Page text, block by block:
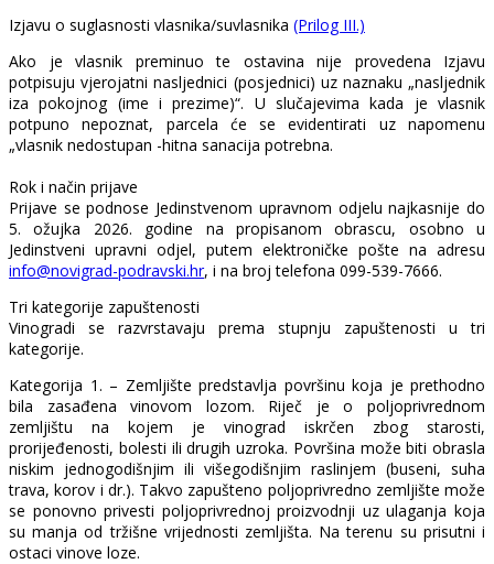
Izjavu o suglasnosti vlasnika/suvlasnika (Prilog III.)
Ako je vlasnik preminuo te ostavina nije provedena Izjavu
potpisuju vjerojatni nasljednici (posjednici) uz naznaku „nasljednik
iza pokojnog (ime i prezime)“. U slučajevima kada je vlasnik
potpuno nepoznat, parcela će se evidentirati uz napomenu
„vlasnik nedostupan -hitna sanacija potrebna.
Rok i način prijave
Prijave se podnose Jedinstvenom upravnom odjelu najkasnije do
5. ožujka 2026. godine na propisanom obrascu, osobno u
Jedinstveni upravni odjel, putem elektroničke pošte na adresu
info@novigrad-podravski.hr, i na broj telefona 099-539-7666.
Tri kategorije zapuštenosti
Vinogradi se razvrstavaju prema stupnju zapuštenosti u tri
kategorije.
Kategorija 1. – Zemljište predstavlja površinu koja je prethodno
bila zasađena vinovom lozom. Riječ je o poljoprivrednom
zemljištu na kojem je vinograd iskrčen zbog starosti,
prorijeđenosti, bolesti ili drugih uzroka. Površina može biti obrasla
niskim jednogodišnjim ili višegodišnjim raslinjem (buseni, suha
trava, korov i dr.). Takvo zapušteno poljoprivredno zemljište može
se ponovno privesti poljoprivrednoj proizvodnji uz ulaganja koja
su manja od tržišne vrijednosti zemljišta. Na terenu su prisutni i
ostaci vinove loze.